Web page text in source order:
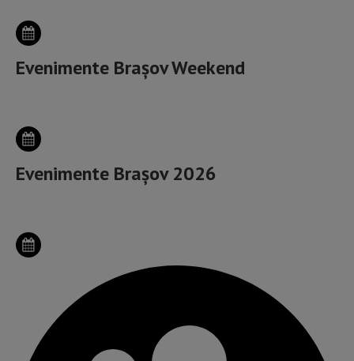
Evenimente Brașov Weekend
Evenimente Brașov 2026